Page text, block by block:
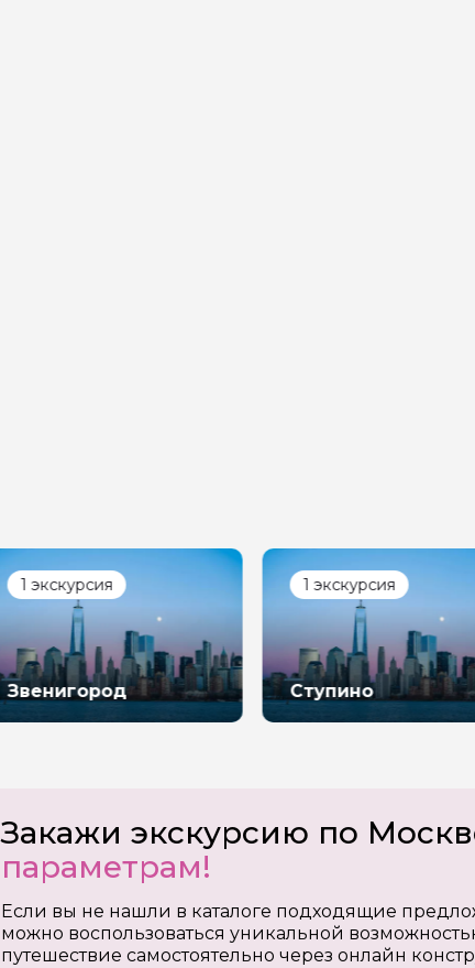
1 экскурсия
Звенигород
1 экскурсия
Ступино
Закажи экскурсию по
параметрам!
Если вы не нашли в каталоге подходящие
можно воспользоваться уникальной
путешествие самостоятельно через онлайн